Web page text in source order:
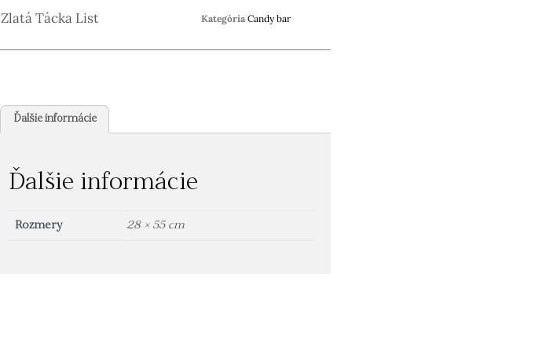
Zlatá Tácka List Kategória Candy bar
Ďalšie informácie
Ďalšie informácie
Rozmery 28 × 55 cm